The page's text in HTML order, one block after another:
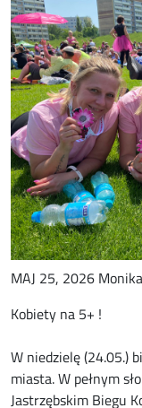
MAJ 25, 2026
Kobiety na 5+ !
W niedzielę (24.05.)
miasta. W pełnym
Jastrzębskim Biegu